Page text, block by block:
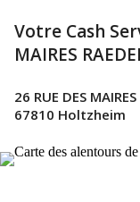
Votre Cash
MAIRES
26 RUE DES MAIRES
67810 Holtzheim